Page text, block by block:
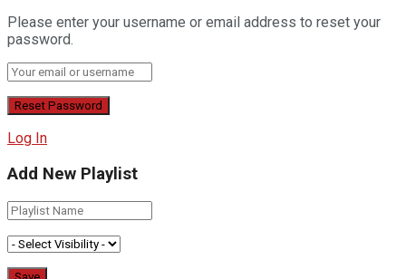
Please enter your username or email address to reset your
password.
Log In
Add New Playlist